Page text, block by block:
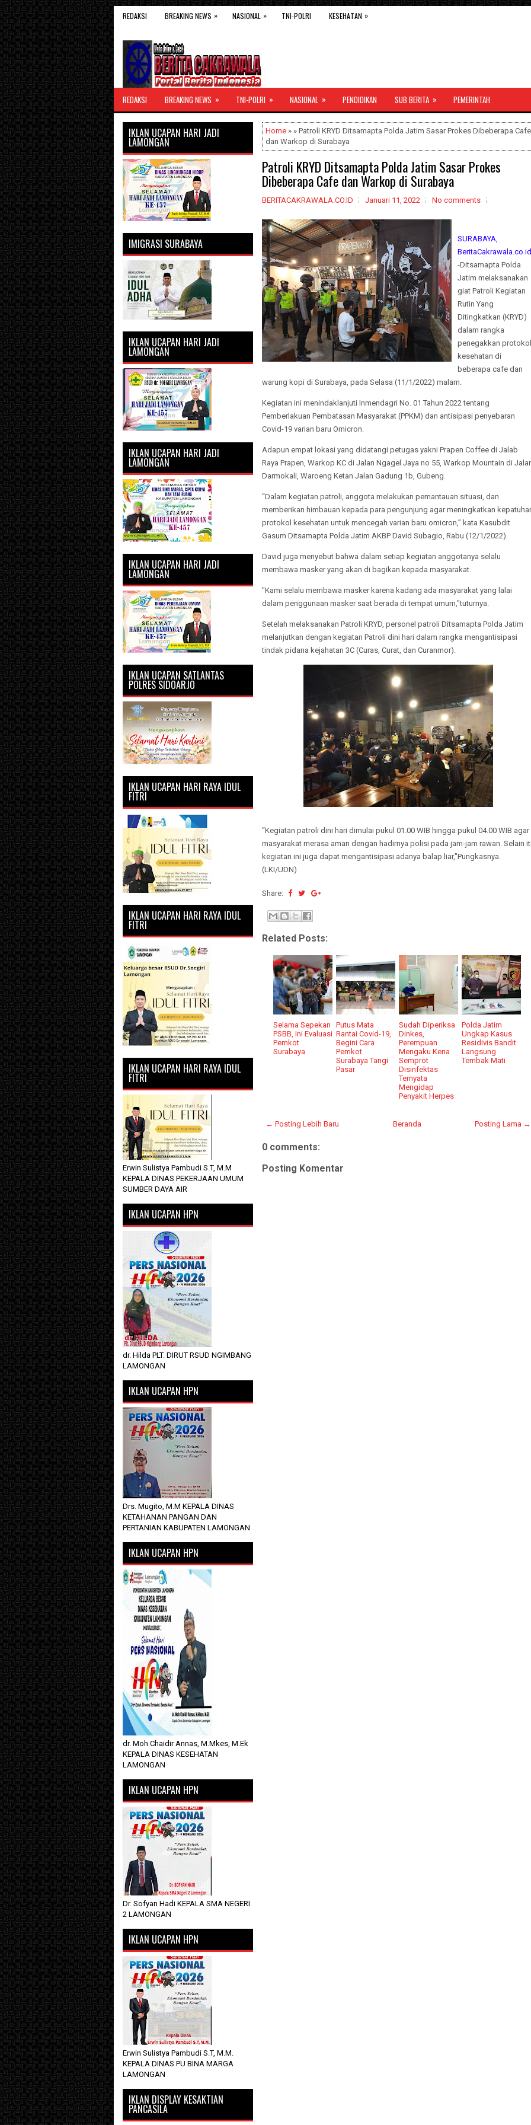
REDAKSI BREAKING NEWS » NASIONAL » TNI-POLRI KESEHATAN »
REDAKSI BREAKING NEWS » TNI-POLRI » NASIONAL » PENDIDIKAN SUB BERITA » PEMERINTAH
Home » » Patroli KRYD Ditsamapta Polda Jatim Sasar Prokes Dibeberapa Cafe
dan Warkop di Surabaya
Patroli KRYD Ditsamapta Polda Jatim Sasar Prokes
Dibeberapa Cafe dan Warkop di Surabaya
BERITACAKRAWALA.CO.ID Januari 11, 2022 No comments
SURABAYA,
BeritaCakrawala.co.id
-Ditsamapta Polda
Jatim melaksanakan
giat Patroli Kegiatan
Rutin Yang
Ditingkatkan (KRYD)
dalam rangka
penegakkan protokol
kesehatan di
beberapa cafe dan
warung kopi di Surabaya, pada Selasa (11/1/2022) malam.
Kegiatan ini menindaklanjuti Inmendagri No. 01 Tahun 2022 tentang
Pemberlakuan Pembatasan Masyarakat (PPKM) dan antisipasi penyebaran
Covid-19 varian baru Omicron.
Adapun empat lokasi yang didatangi petugas yakni Prapen Coffee di Jalab
Raya Prapen, Warkop KC di Jalan Ngagel Jaya no 55, Warkop Mountain di
Darmokali, Waroeng Ketan Jalan Gadung 1b, Gubeng.
“Dalam kegiatan patroli, anggota melakukan pemantauan situasi, dan
memberikan himbauan kepada para pengunjung agar meningkatkan
protokol kesehatan untuk mencegah varian baru omicron,” kata Kasubdit
Gasum Ditsamapta Polda Jatim AKBP David Subagio, Rabu (12/1/2022).
David juga menyebut bahwa dalam setiap kegiatan anggotanya selalu
membawa masker yang akan di bagikan kepada masyarakat.
"Kami selalu membawa masker karena kadang ada masyarakat yang lalai
dalam penggunaan masker saat berada di tempat umum,"tuturnya.
Setelah melaksanakan Patroli KRYD, personel patroli Ditsamapta Polda Jatim
melanjutkan dengan kegiatan Patroli dini hari dalam rangka mengantisipasi
tindak pidana kejahatan 3C (Curas, Curat, dan Curanmor).
“Kegiatan patroli dini hari dimulai pukul 01.00 WIB hingga pukul 04.00 WIB agar
masyarakat merasa aman dengan hadirnya polisi pada jam-jam rawan. Selain
kegiatan ini juga dapat mengantisipasi adanya balap liar,"Pungkasnya.
(LKI/UDN)
Share:
Related Posts:
Selama Sepekan
PSBB, Ini Evaluasi
Pemkot
Surabaya
Putus Mata
Rantai Covid-19,
Begini Cara
Pemkot
Surabaya Tangi
Pasar
Sudah Diperiksa
Dinkes,
Perempuan
Mengaku Kena
Semprot
Disinfektas
Ternyata
Mengidap
Penyakit Herpes
Polda Jatim
Ungkap Kasus
Residivis Bandit
Langsung
Tembak Mati
← Posting Lebih Baru Posting Lama →
Beranda
0 comments:
Posting Komentar
IKLAN UCAPAN HARI JADI
LAMONGAN
IMIGRASI SURABAYA
IKLAN UCAPAN HARI JADI
LAMONGAN
IKLAN UCAPAN HARI JADI
LAMONGAN
IKLAN UCAPAN HARI JADI
LAMONGAN
IKLAN UCAPAN SATLANTAS
POLRES SIDOARJO
IKLAN UCAPAN HARI RAYA IDUL
FITRI
IKLAN UCAPAN HARI RAYA IDUL
FITRI
IKLAN UCAPAN HARI RAYA IDUL
FITRI
Erwin Sulistya Pambudi S.T, M.M
KEPALA DINAS PEKERJAAN UMUM
SUMBER DAYA AIR
IKLAN UCAPAN HPN
dr. Hilda PLT. DIRUT RSUD NGIMBANG
LAMONGAN
IKLAN UCAPAN HPN
Drs. Mugito, M.M KEPALA DINAS
KETAHANAN PANGAN DAN
PERTANIAN KABUPATEN LAMONGAN
IKLAN UCAPAN HPN
dr. Moh Chaidir Annas, M.Mkes, M.Ek
KEPALA DINAS KESEHATAN
LAMONGAN
IKLAN UCAPAN HPN
Dr. Sofyan Hadi KEPALA SMA NEGERI
2 LAMONGAN
IKLAN UCAPAN HPN
Erwin Sulistya Pambudi S.T, M.M.
KEPALA DINAS PU BINA MARGA
LAMONGAN
IKLAN DISPLAY KESAKTIAN
PANCASILA